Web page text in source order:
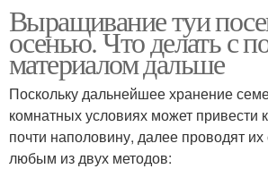
Выращивание туи
осенью. Что делать с
материалом дальше
Поскольку дальнейшее хранение
комнатных условиях может привести
почти наполовину, далее проводят
любым из двух методов: